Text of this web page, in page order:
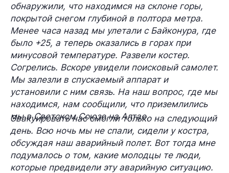
обнаружили, что находимся на склоне горы,
покрытой снегом глубиной в полтора метра.
Менее часа назад мы улетали с Байконура, где
было +25, а теперь оказались в горах при
минусовой температуре. Развели костер.
Согрелись. Вскоре увидели поисковый самолет.
Мы залезли в спускаемый аппарат и
установили с ним связь. На наш вопрос, где мы
находимся, нам сообщили, что приземлились
мы в Светском Союзе на Алтае.
Эвакуировать нас смогли только на следующий
день. Всю ночь мы не спали, сидели у костра,
обсуждая наш аварийный полет. Вот тогда мне
подумалось о том, какие молодцы те люди,
которые предвидели эту аварийную ситуацию.